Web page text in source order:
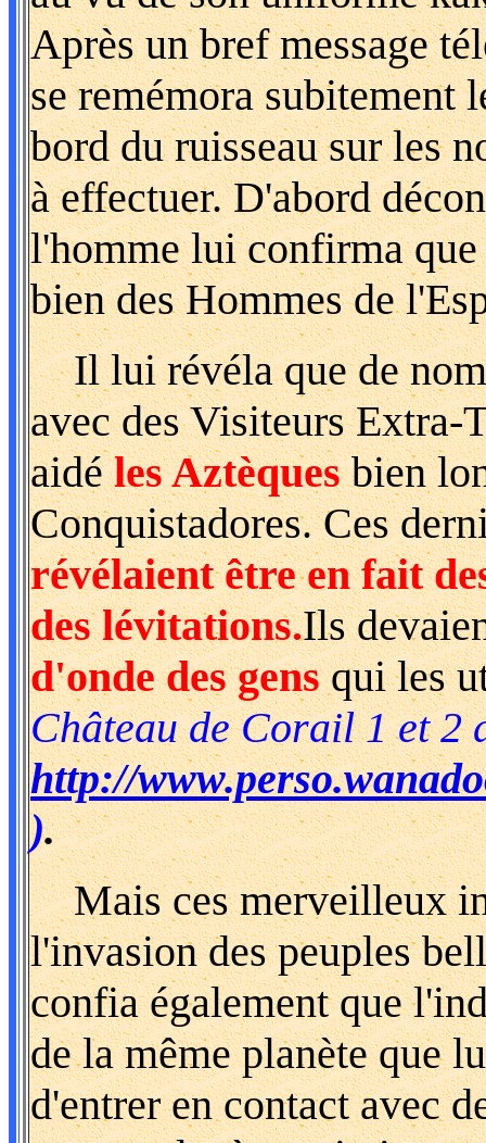
Après un bref message
se remémora subitement
bord du ruisseau sur les
à effectuer. D'abord
l'homme lui confirma
bien des Hommes de
Il lui révéla que de
avec des Visiteurs Extra-
aidéles Aztèquesbien
Conquistadores. Ces
révélaient être en fait
des lévitations.Ils
d'onde des gensqui les
Château de Corail 1 et 2
http://
).
Mais ces merveilleux
l'invasion des peuples
confia également que
de la même planète que
d'entrer en contact avec